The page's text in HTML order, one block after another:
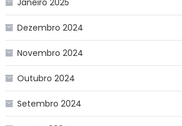
Janeiro 2025
Dezembro 2024
Novembro 2024
Outubro 2024
Setembro 2024